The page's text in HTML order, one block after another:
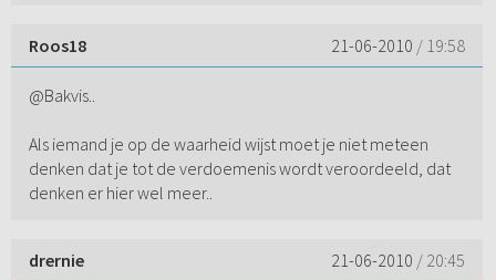
Roos18 21-06-2010 / 19:58
@Bakvis..
Als iemand je op de waarheid wijst moet je niet meteen
denken dat je tot de verdoemenis wordt veroordeeld, dat
denken er hier wel meer..
drernie 21-06-2010 / 20:45